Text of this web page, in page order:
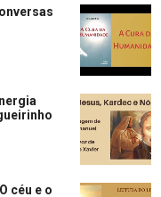
céu e o